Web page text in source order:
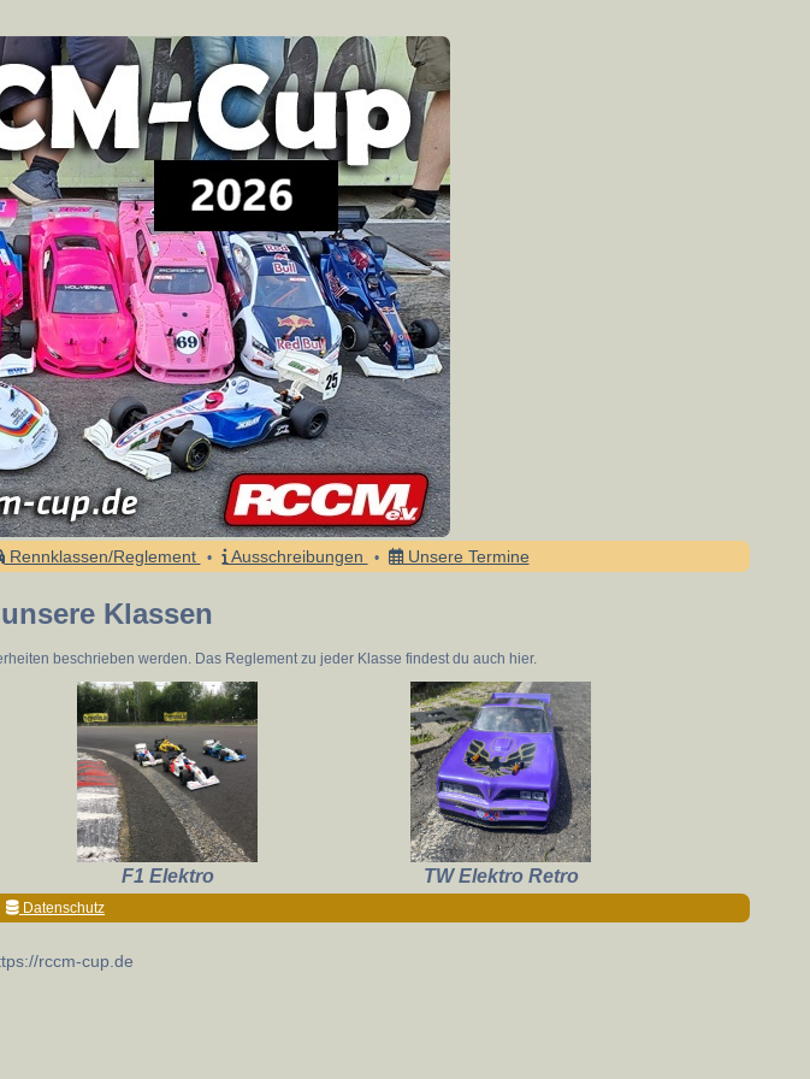
Rennklassen/Reglement • Ausschreibungen • Unsere Termine
Klassen
beschrieben werden. Das Reglement zu jeder Klasse findest du auch hier.
F1 Elektro TW Elektro Retro
Datenschutz
rccm-cup.de